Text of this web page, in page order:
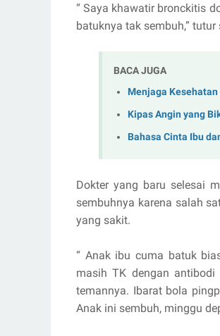
“ Saya khawatir bronckitis
batuknya tak sembuh,”
BACA JUGA
Menjaga
Kipas Angin yang
Bahasa Cinta Ibu
Dokter yang baru selesai
sembuhnya karena salah
yang sakit.
“ Anak ibu cuma batuk
masih TK dengan
temannya. Ibarat bola
Anak ini sembuh, minggu